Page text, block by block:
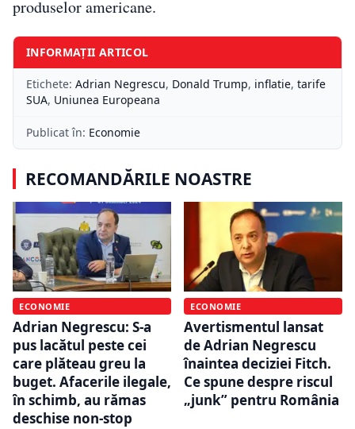
produselor americane.
INFORMAȚII ARTICOL
Etichete: Adrian Negrescu, Donald Trump, inflatie, tarife
SUA, Uniunea Europeana
Publicat în: Economie
RECOMANDĂRILE NOASTRE
ECONOMIE
Adrian Negrescu: S-a
pus lacătul peste cei
care plăteau greu la
buget. Afacerile ilegale,
în schimb, au rămas
deschise non-stop
ECONOMIE
Avertismentul lansat
de Adrian Negrescu
înaintea deciziei Fitch.
Ce spune despre riscul
„junk” pentru România